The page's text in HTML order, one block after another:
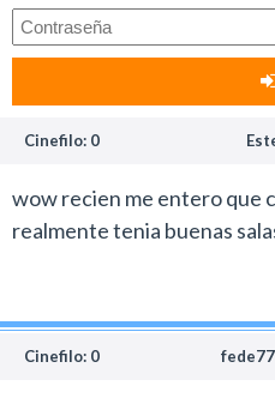
Cinefilo: 0
wow recien me entero que
realmente tenia buenas
Cinefilo: 0